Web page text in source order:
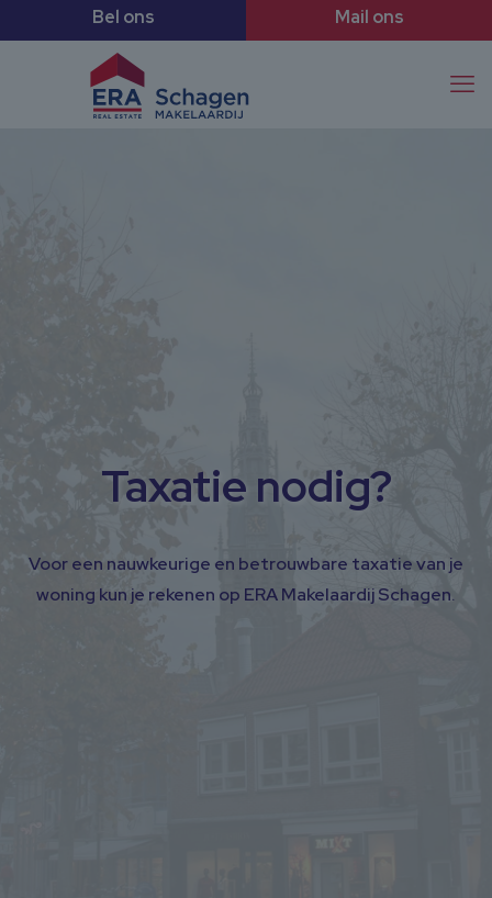
Taxatie nodig?
Voor een nauwkeurige en betrouwbare taxatie van je
woning kun je rekenen op ERA Makelaardij Schagen.